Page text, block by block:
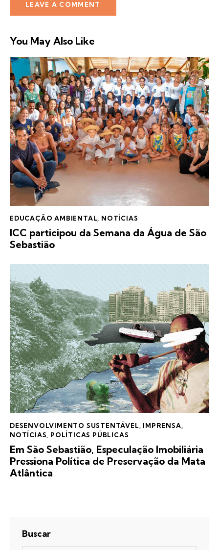
You May Also Like
EDUCAÇÃO AMBIENTAL, NOTÍCIAS
ICC participou da Semana da Água de São
Sebastião
DESENVOLVIMENTO SUSTENTÁVEL IMPRENSA
NOTÍCIAS
POLÍTICAS PÚBLICAS
Em São Sebastião, Especulação Imobiliária
Pressiona Política de Preservação da Mata
Atlântica
Buscar